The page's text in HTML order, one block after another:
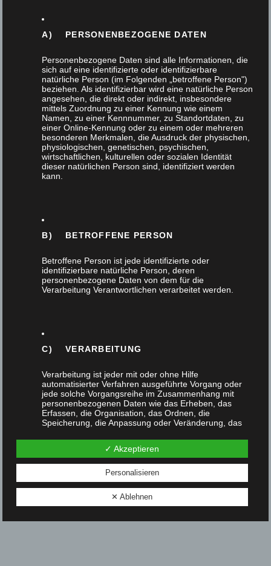
Lowboard als funktionales Flurmöbel
23. Januar 2023
im Rahmen seiner Ausbildung zum Tischler für ein
funktionales Flurmöbel. Man könnte dieses auch…
A) PERSONENBEZOGENE DATEN
Personenbezogene Daten sind alle Informationen, die
sich auf eine identifizierte oder identifizierbare
natürliche Person (im Folgenden „betroffene Person")
beziehen. Als identifizierbar wird eine natürliche Person
angesehen, die direkt oder indirekt, insbesondere
mittels Zuordnung zu einer Kennung wie einem
Namen, zu einer Kennnummer, zu Standortdaten, zu
einer Online-Kennung oder zu einem oder mehreren
besonderen Merkmalen, die Ausdruck der physischen,
physiologischen, genetischen, psychischen,
wirtschaftlichen, kulturellen oder sozialen Identität
dieser natürlichen Person sind, identifiziert werden
kann.
B) BETROFFENE PERSON
Betroffene Person ist jede identifizierte oder
identifizierbare natürliche Person, deren
personenbezogene Daten von dem für die
Verarbeitung Verantwortlichen verarbeitet werden.
C) VERARBEITUNG
Verarbeitung ist jeder mit oder ohne Hilfe
automatisierter Verfahren ausgeführte Vorgang oder
jede solche Vorgangsreihe im Zusammenhang mit
personenbezogenen Daten wie das Erheben, das
Erfassen, die Organisation, das Ordnen, die
Speicherung, die Anpassung oder Veränderung, das
Offenlegung durch Übermittlung, Verbreitung oder eine
andere Form der Bereitstellung, den Abgleich oder die
✓ Akzeptieren
Personalisieren
✕ Ablehnen